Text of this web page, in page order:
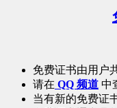
免费证书由用户
请在 QQ 频道 中
当有新的免费证